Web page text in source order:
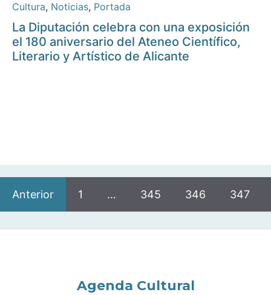
Cultura, Noticias, Portada
La Diputación celebra con una exposición
el 180 aniversario del Ateneo Científico,
Literario y Artístico de Alicante
Anterior 1 … 345 346 347
Agenda Cultural